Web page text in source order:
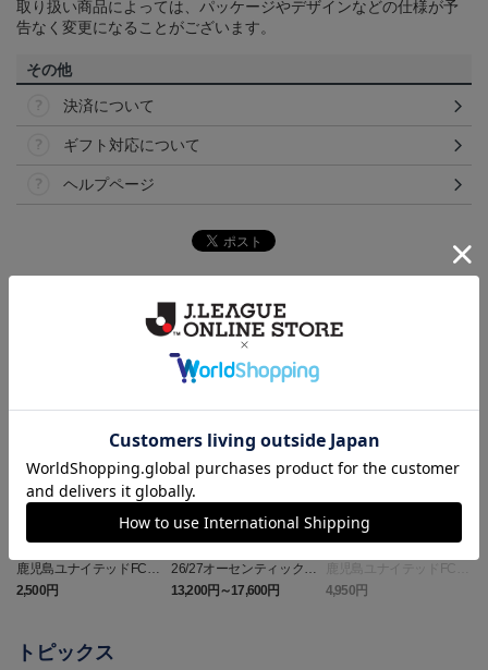
取り扱い商品によっては、パッケージやデザインなどの仕様が予
告なく変更になることがございます。
その他
決済について
ギフト対応について
ヘルプページ
鹿児島ユナイテッドFC
バクーダ タオルマフラ
ー
2,500円
26/27オーセンティックユ
ニフォーム（FP1st）
13,200円～17,600円
鹿児島ユナイテッドFC
バクーダ Tシャツ BLACK
4,950円
トピックス